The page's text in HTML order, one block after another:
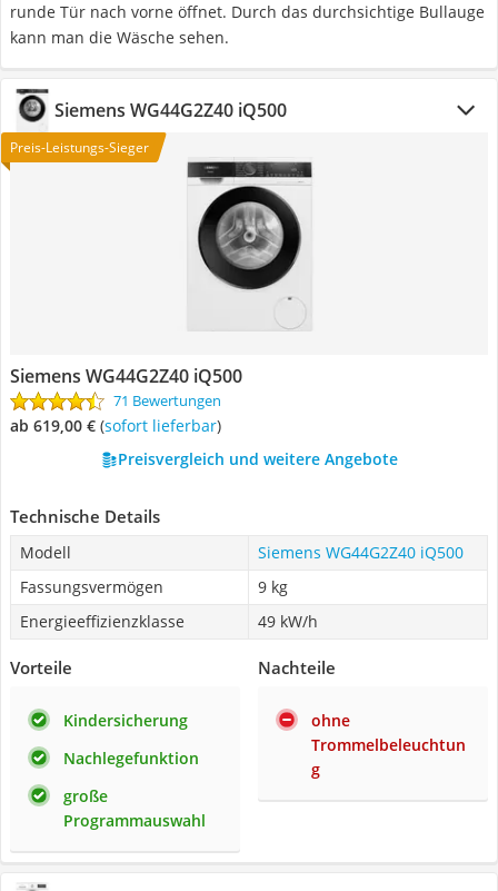
runde Tür nach vorne öffnet. Durch das durchsichtige Bullauge
kann man die Wäsche sehen.
Siemens WG44G2Z40 iQ500
Preis-Leistungs-Sieger
Siemens WG44G2Z40 iQ500
71 Bewertungen
ab 619,00 € ( Sofort lieferbar)
Preisvergleich und weitere Angebote
Technische Details
Modell
Siemens WG44G2Z40 iQ500
Fassungsvermögen
9 kg
Energieeffizienzklasse
49 kW/h
Vorteile
Kindersicherung
Nachlegefunktion
große
Programmauswahl
Nachteile
ohne
Trommelbeleuchtun
g